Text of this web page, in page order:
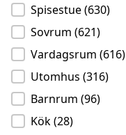
Spisestue(630)
Sovrum (621)
Vardagsrum (616)
Utomhus (316)
Barnrum (96)
Kök(28)